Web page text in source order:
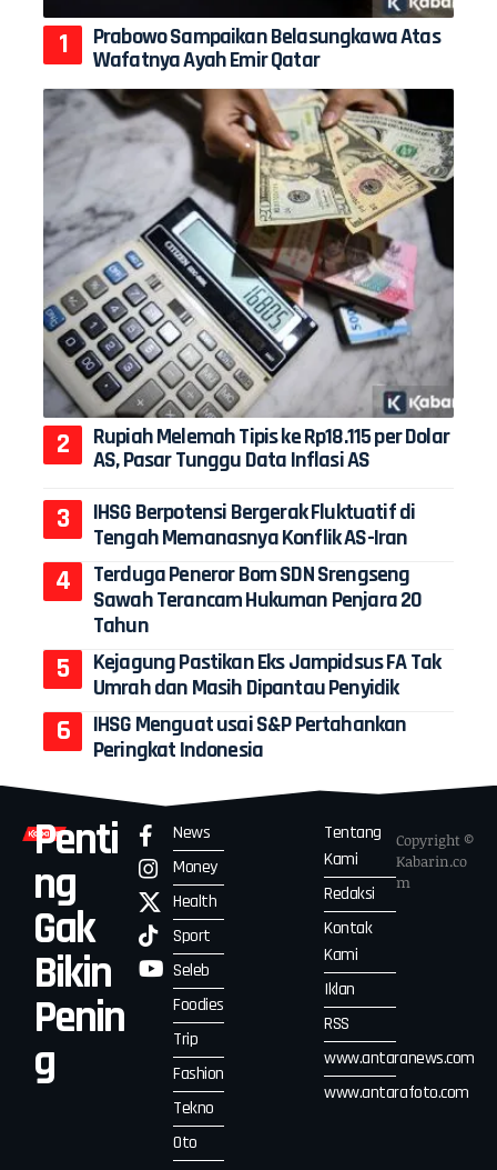
Prabowo Sampaikan Belasungkawa Atas
Wafatnya Ayah Emir Qatar
Rupiah Melemah Tipis ke Rp18.115 per Dolar
AS, Pasar Tunggu Data Inflasi AS
IHSG Berpotensi Bergerak Fluktuatif di
Tengah Memanasnya Konflik AS-Iran
Terduga Peneror Bom SDN Srengseng
Sawah Terancam Hukuman Penjara 20
Tahun
Kejagung Pastikan Eks Jampidsus FA Tak
Umrah dan Masih Dipantau Penyidik
IHSG Menguat usai S&P Pertahankan
Peringkat Indonesia
Penti
ng
Gak
Bikin
Penin
g
News
Money
Health
Sport
Seleb
Foodies
Trip
Fashion
Tekno
Oto
Tentang
Kami
Redaksi
Kontak
Kami
Iklan
RSS
www.antaranews.com
www.antarafoto.com
Copyright ©
Kabarin.co
m